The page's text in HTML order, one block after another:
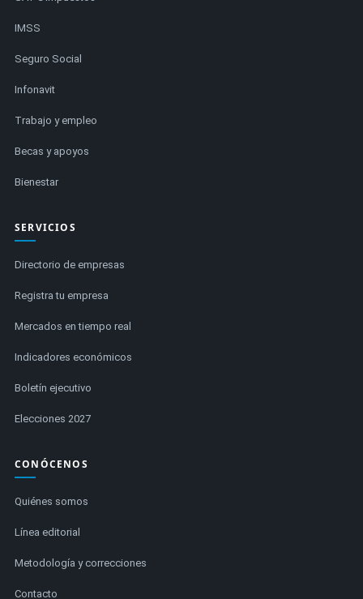
IMSS
Seguro Social
Infonavit
Trabajo y empleo
Becas y apoyos
Bienestar
SERVICIOS
Directorio de empresas
Registra tu empresa
Mercados en tiempo real
Indicadores económicos
Boletín ejecutivo
Elecciones 2027
CONÓCENOS
Quiénes somos
Línea editorial
Metodología y correcciones
Contacto